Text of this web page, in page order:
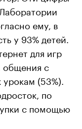
ему, в
у 93% детей.
для игр
общения с
(53%).
по
с помощью